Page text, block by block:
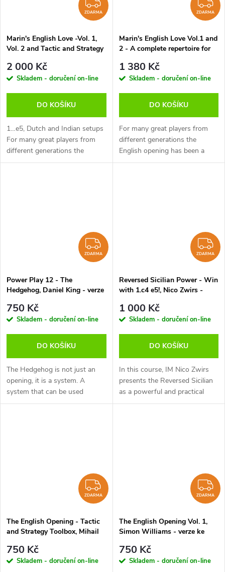
ZDARMA
Marin's English Love -Vol. 1,
Vol. 2 and Tactic and Strategy
ke stažení (anglicky)
2 000 Kč
Skladem - doručení on-line
DO KOŠÍKU
1…e5, Dutch and Indian setups
For many great players from
different generations the
English opening has been a
ZDARMA
Marin's English Love Vol.1 and
2 - A complete repertoire for
- verze ke stažení (anglicky)
1 380 Kč
Skladem - doručení on-line
DO KOŠÍKU
For many great players from
different generations the
English opening has been a
logical complement to 1.d4. By
ZDARMA
ZDARMA
Power Play 12 - The
Hedgehog, Daniel King - verze
750 Kč
Skladem - doručení on-line
DO KOŠÍKU
The Hedgehog is not just an
opening, it is a system. A
system that can be used
against 1 c4, against 1 e4 and
ZDARMA
Reversed Sicilian Power - Win
with 1.c4 e5!, Nico Zwirs -
1 000 Kč
Skladem - doručení on-line
DO KOŠÍKU
In this course, IM Nico Zwirs
presents the Reversed Sicilian
as a powerful and practical
weapon for White. The core
ZDARMA
ZDARMA
The English Opening - Tactic
and Strategy Toolbox, Mihail
(anglicky)
750 Kč
Skladem - doručení on-line
ZDARMA
The English Opening Vol. 1,
Simon Williams - verze ke
750 Kč
Skladem - doručení on-line